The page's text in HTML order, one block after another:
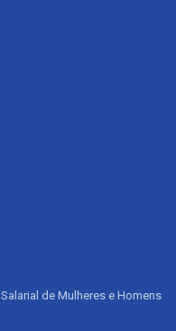
de Mulheres e Homens